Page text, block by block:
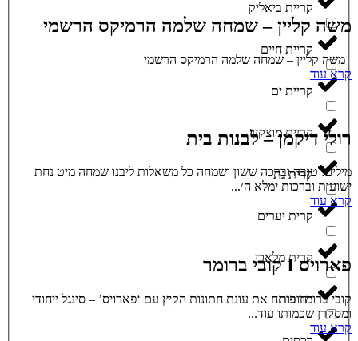
קריית ביאליק
קריית חיים
קריית ים
קריית מוצקין
קרית גת
קרית יערים
קרית מלאכי
רחובות
משה קליין – שמחה שלמה הרמיקס הרשמי
משה קליין – שמחה שלמה הרמיקס הרשמי
קרא עוד
רולי דיקמן – לבנות בית
מילים: טובה וברכה ששון ושמחה כל משאלות ליבנו שמחה מיט נחת
ישועות וברכות ימלא ה׳...
קרא עוד
פארויס I קובי ברומר
קובי ברומר פותח את עונת חתונות הקיץ עם ‘פארויס’ – סינגל ייחודי
ומסקרן שכמותו עוד...
קרא עוד